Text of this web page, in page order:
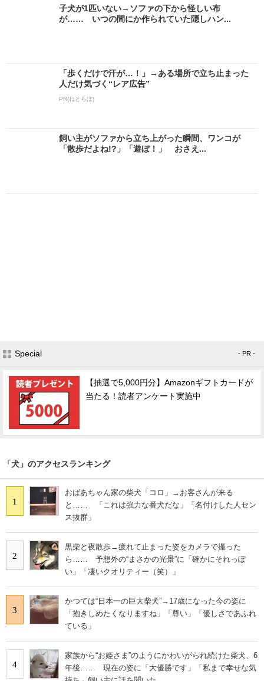
子犬が1匹いない→ソファの下から怪しい布
が…… いつの間にか作られていた隠しハン...
「歩くだけで汗が…！」→ある場所で立ち止まった
人だけ気づく“レア広告”
PR(ねとらぼ)
飼い主がソファから立ち上がった瞬間、ワンコが
「散歩だよね!?」「遊ぼ！」 おさえ...
Special - PR -
【抽選で5,000円分】Amazonギフトカードが
当たる！読者アンケート実施中
「犬」のアクセスランキング
1
おばあちゃん家の柴犬「コロ」→お客さんが来る
と…… 「これは強力な番犬だな」「名付けした人セン
ス抜群」
2
黒柴と夜散歩→疲れて止まった姿をカメラで撮った
ら…… 予想外の“まさかの光景”に「確かにそれっぽ
い」「凄いクオリティー（笑）」
3
かつては“日本一の巨大柴犬”→17歳になった今の姿に
「抱きしめたくなりますね」「尊い」「優しさであふれ
ている」
4
家族から“お姫さま”のようにかわいがられ続けた柴犬、6
年後…… 現在の姿に「大優勝です」「私まで幸せな気